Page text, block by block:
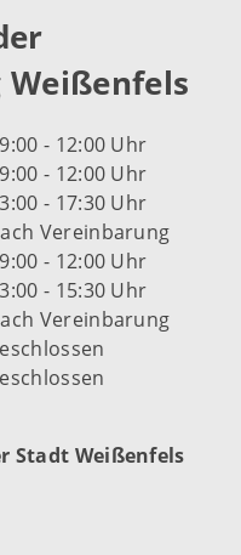
- 12:00 Uhr
- 12:00 Uhr
- 17:30 Uhr
Vereinbarung
- 12:00 Uhr
- 15:30 Uhr
Vereinbarung
Stadt Weißenfels